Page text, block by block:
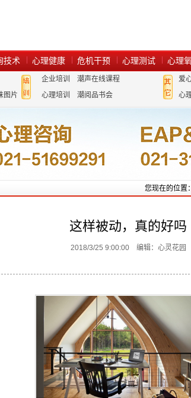
技术 心理健康 危机干预 心理测试 心理
图片
企业培训
潮声在线课程
心理培训
潮阅品书会
爱
心
您现在的位置
这样被动，真的好吗
2018/3/25 9:00:00 编辑：心灵花园